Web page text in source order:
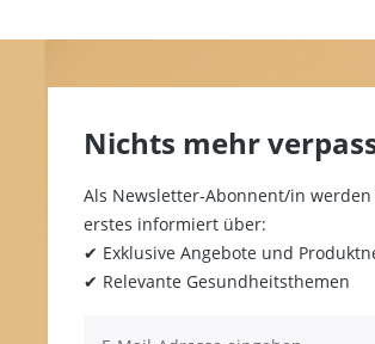
Nichts mehr
Als Newsletter-Abonnent/in werden
erstes informiert über:
✔ Exklusive Angebote und
✔ Relevante Gesundheitsthemen